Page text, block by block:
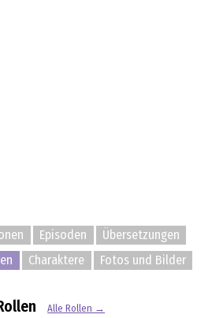
Episoden
Übersetzungen
Charaktere Fotos und Bilder
Alle Rollen →